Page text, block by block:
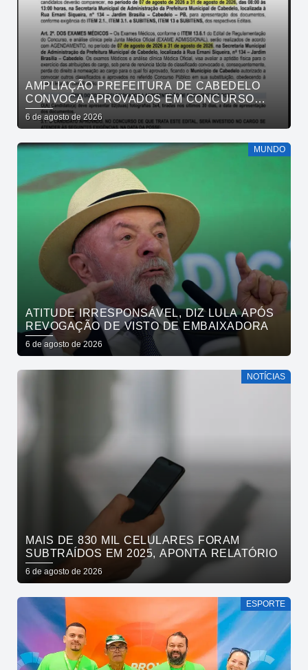
AMPLIAÇÃO PREFEITURA DE CABEDELO
CONVOCA APROVADOS EM CONCURSO
PÚBLICO DA SAÚDE PARA APRESENTAÇÃO
DE DOCUMENTOS
6 de agosto de 2026
MUNDO
ATITUDE IRRESPONSÁVEL, DIZ LULA APÓS
REVOGAÇÃO DE VISTO DE EMBAIXADORA
6 de agosto de 2026
NOTÍCIAS
MAIS DE 830 MIL CELULARES FORAM
SUBTRAÍDOS EM 2025, APONTA RELATÓRIO
6 de agosto de 2026
ESPORTE